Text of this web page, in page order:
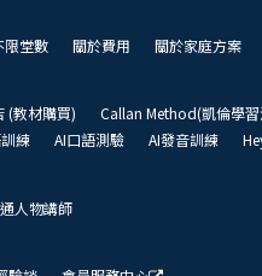
限堂數 關於費用 關於家庭方案
(教材購買) Callan Method(凱倫學習
練 AI口語測驗 AI發音訓練
人物講師